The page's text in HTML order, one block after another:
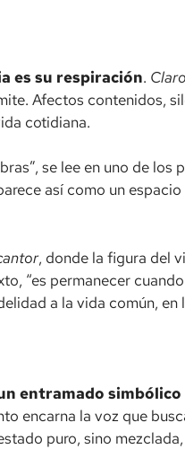
es su respiración.
Afectos contenidos,
cotidiana.
se lee en uno de
así como un
, donde la figura del
“es permanecer
a la vida común,
entramado
encarna la voz que
puro, sino